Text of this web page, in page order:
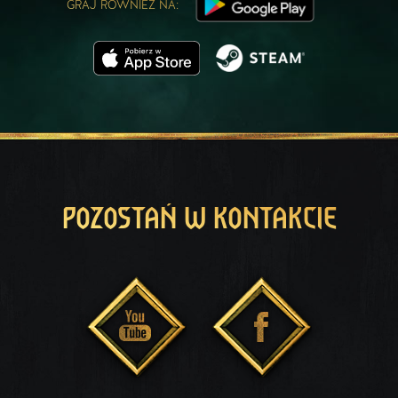
GRAJ RÓWNIEŻ NA:
POZOSTAŃ W KONTAKCIE